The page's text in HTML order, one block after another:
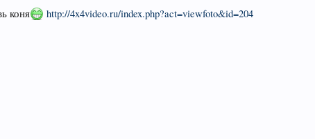
коня http://4x4video.ru/index.php?act=viewfoto&id=204